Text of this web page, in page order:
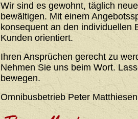
Wir sind es gewohnt, täglich
bewältigen. Mit einem
konsequent an den individuellen
Kunden orientiert.
Ihren Ansprüchen gerecht zu
Nehmen Sie uns beim Wort.
bewegen.
Omnibusbetrieb Peter Matthiesen